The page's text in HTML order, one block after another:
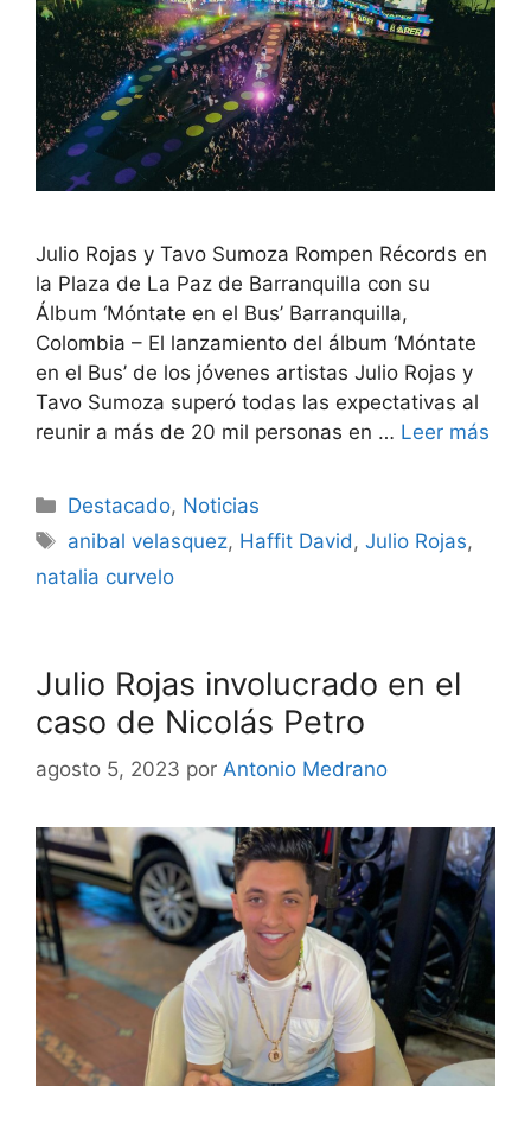
Julio Rojas y Tavo Sumoza Rompen Récords en
la Plaza de La Paz de Barranquilla con su
Álbum ‘Móntate en el Bus’ Barranquilla,
Colombia – El lanzamiento del álbum ‘Móntate
en el Bus’ de los jóvenes artistas Julio Rojas y
Tavo Sumoza superó todas las expectativas al
reunir a más de 20 mil personas en … Leer más
Destacado, Noticias
anibal velasquez, Haffit David ,Julio Rojas,
natalia curvelo
Julio Rojas involucrado en el
caso de Nicolás Petro
agosto 5, 2023 por Antonio Medrano